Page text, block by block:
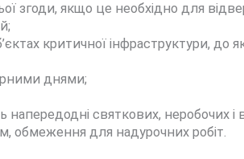
згоди, якщо це необхідно для
критичної інфраструктури, до
днями;
святкових, неробочих і
обмеження для надурочних робіт.